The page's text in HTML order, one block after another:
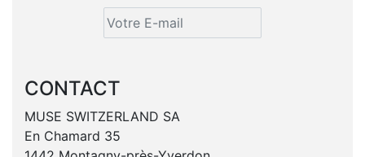
CONTACT
MUSE SWITZERLAND SA
En Chamard 35